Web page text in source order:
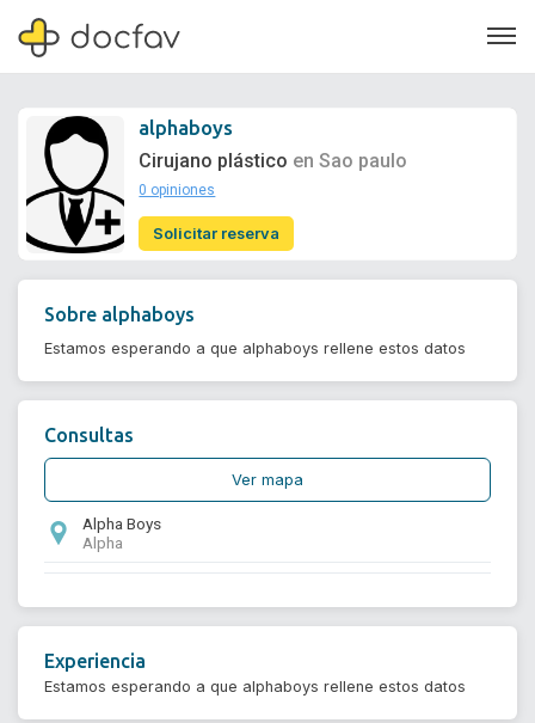
Soporte
¿Eres un doctor?
alphaboys
Cirujano plástico en Sao paulo
0 opiniones
Solicitar reserva
Sobre alphaboys
Estamos esperando a que alphaboys rellene estos datos
Consultas
Ver mapa
Alpha Boys
Alpha
Experiencia
Estamos esperando a que alphaboys rellene estos datos